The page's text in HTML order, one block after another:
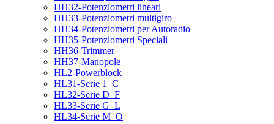
HH32-Potenziometri lineari
HH33-Potenziometri multigiro
HH34-Potenziometri per Autoradio
HH35-Potenziometri Speciali
HH36-Trimmer
HH37-Manopole
HL2-Powerblock
HL31-Serie 1_C
HL32-Serie D_F
HL33-Serie G_L
HL34-Serie M_O